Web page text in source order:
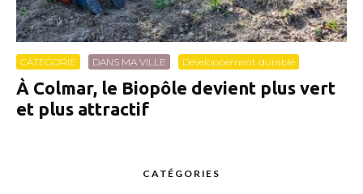
CATEGORIE DANS MA VILLE Développement durable
À Colmar, le Biopôle devient plus vert
et plus attractif
CATÉGORIES